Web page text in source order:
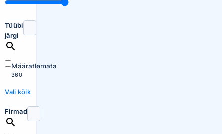
Tüübi
järgi
Määratlemata
360
Vali kõik
Firmad